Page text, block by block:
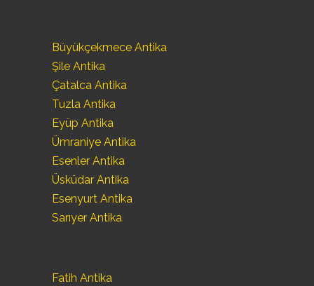
Büyükçekmece Antika
Şile Antika
Çatalca Antika
Tuzla Antika
Eyüp Antika
Ümraniye Antika
Esenler Antika
Üsküdar Antika
Esenyurt Antika
Sarıyer Antika
Fatih Antika